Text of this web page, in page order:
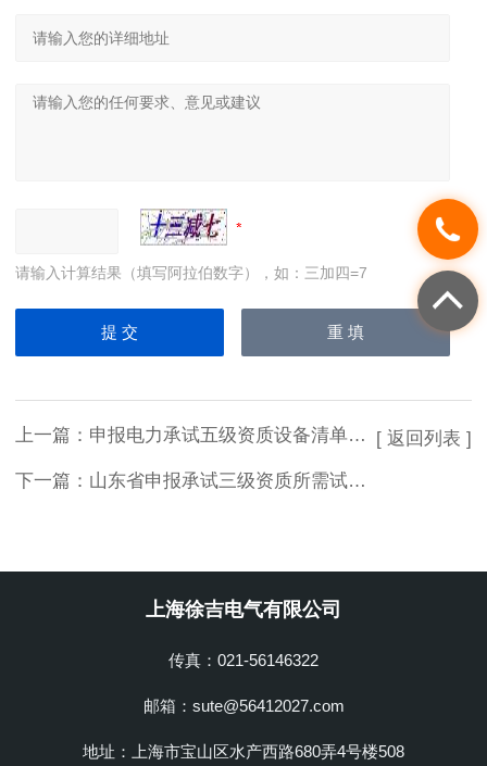
请输入计算结果（填写阿拉伯数字），如：三加四=7
上一篇： 申报电力承试五级资质设备清单选型指南
下一篇： 山东省申报承试三级资质所需试验设备清单
[ 返回列表 ]
上海徐吉电气有限公司
传真：021-56146322
邮箱：sute@56412027.com
地址：上海市宝山区水产西路680弄4号楼508